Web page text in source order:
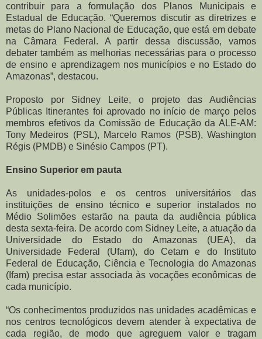
contribuir para a formulação dos Planos Municipais e
Estadual de Educação. “Queremos discutir as diretrizes e
metas do Plano Nacional de Educação, que está em debate
na Câmara Federal. A partir dessa discussão, vamos
debater também as melhorias necessárias para o processo
de ensino e aprendizagem nos municípios e no Estado do
Amazonas”, destacou.
Proposto por Sidney Leite, o projeto das Audiências
Públicas Itinerantes foi aprovado no início de março pelos
membros efetivos da Comissão de Educação da ALE-AM:
Tony Medeiros (PSL), Marcelo Ramos (PSB), Washington
Régis (PMDB) e Sinésio Campos (PT).
Ensino Superior em pauta
As unidades-polos e os centros universitários das
instituições de ensino técnico e superior instalados no
Médio Solimões estarão na pauta da audiência pública
desta sexta-feira. De acordo com Sidney Leite, a atuação da
Universidade do Estado do Amazonas (UEA), da
Universidade Federal (Ufam), do Cetam e do Instituto
Federal de Educação, Ciência e Tecnologia do Amazonas
(Ifam) precisa estar associada às vocações econômicas de
cada município.
“Os conhecimentos produzidos nas unidades acadêmicas e
nos centros tecnológicos devem atender à expectativa de
cada região, de modo que agreguem valor e tragam